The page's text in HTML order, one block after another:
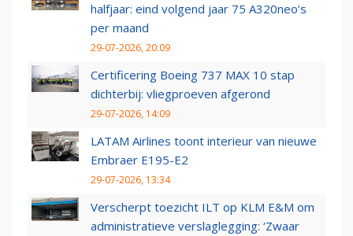
halfjaar: eind volgend jaar 75 A320neo’s
per maand
29-07-2026, 20:09
Certificering Boeing 737 MAX 10 stap
dichterbij: vliegproeven afgerond
29-07-2026, 14:09
LATAM Airlines toont interieur van nieuwe
Embraer E195-E2
29-07-2026, 13:34
Verscherpt toezicht ILT op KLM E&M om
administratieve verslaglegging: ‘Zwaar